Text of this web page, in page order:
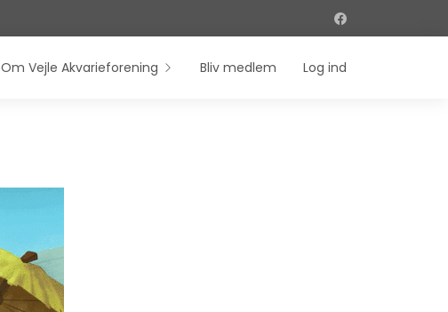
Om Vejle Akvarieforening Bliv medlem Log ind